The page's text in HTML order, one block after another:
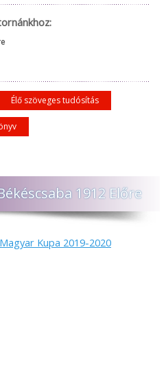
Élő szöveges tudósítás
1912 Előre
Magyar Kupa 2019-2020